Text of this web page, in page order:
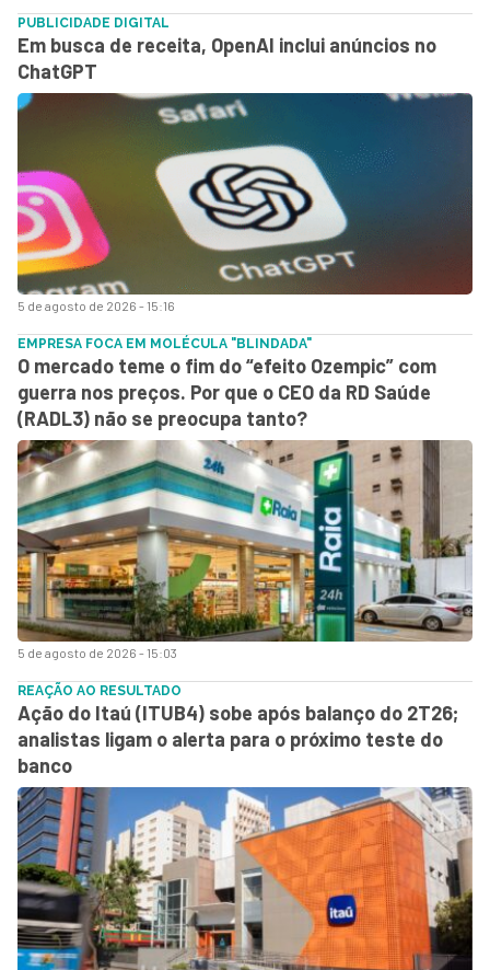
5 de agosto de 2026 - 15:16
PUBLICIDADE DIGITAL
Em busca de receita, OpenAI inclui anúncios no
ChatGPT
5 de agosto de 2026 - 15:03
EMPRESA FOCA EM MOLÉCULA "BLINDADA"
O mercado teme o fim do “efeito Ozempic” com
guerra nos preços. Por que o CEO da RD Saúde
(RADL3) não se preocupa tanto?
REAÇÃO AO RESULTADO
Ação do Itaú (ITUB4) sobe após balanço do 2T26;
analistas ligam o alerta para o próximo teste do
banco